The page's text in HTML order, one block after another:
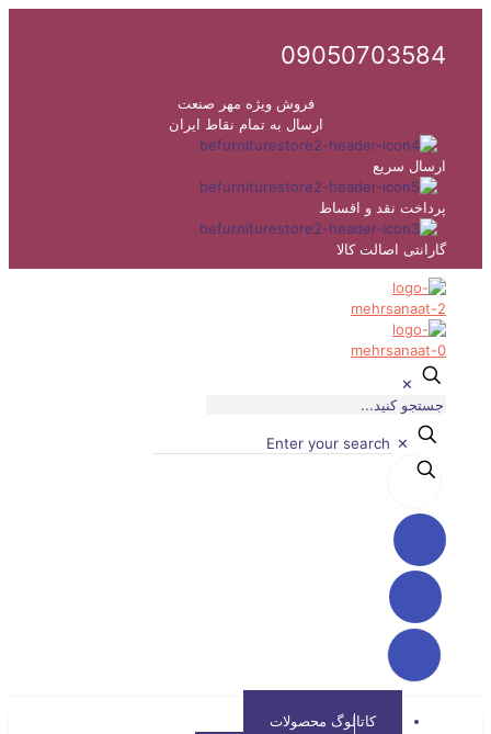
09050703584
فروش ویژه مهر صنعت
ارسال به تمام نقاط ایران
ارسال سریع
پرداخت نقد و اقساط
گارانتی اصالت کالا
✕
✕
کاتالوگ محصولات